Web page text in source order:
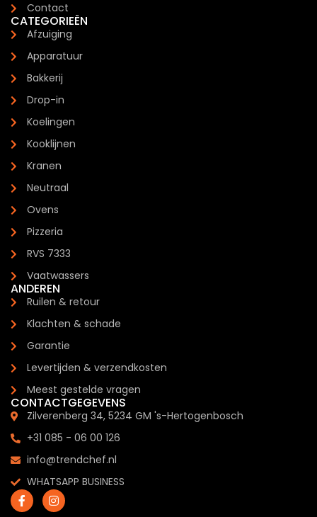
Contact
CATEGORIEËN
Afzuiging
Apparatuur
Bakkerij
Drop-in
Koelingen
Kooklijnen
Kranen
Neutraal
Ovens
Pizzeria
RVS 7333
Vaatwassers
ANDEREN
Ruilen & retour
Klachten & schade
Garantie
Levertijden & verzendkosten
Meest gestelde vragen
CONTACTGEGEVENS
Zilverenberg 34, 5234 GM 's-Hertogenbosch
+31 085 - 06 00 126
info@trendchef.nl
WHATSAPP BUSINESS